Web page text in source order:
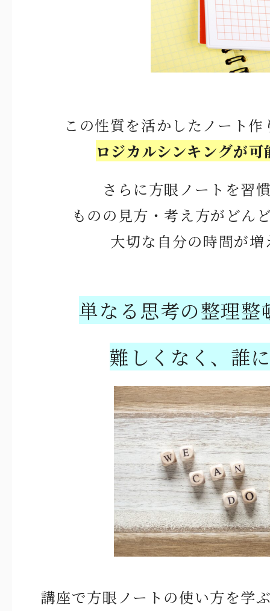
この性質を活かしたノート
ロジカルシンキングが
さらに方眼ノートを習
ものの見方・考え方がどん
大切な自分の時間が
単なる思考の整理整
難しくなく、誰
講座で方眼ノートの使い方を学